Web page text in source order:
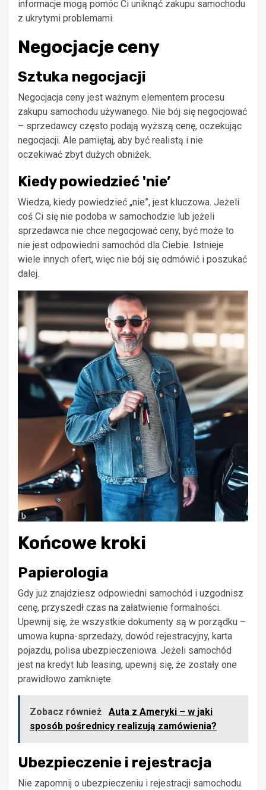
informacje mogą pomóc Ci uniknąć zakupu samochodu
z ukrytymi problemami.
Negocjacje ceny
Sztuka negocjacji
Negocjacja ceny jest ważnym elementem procesu
zakupu samochodu używanego. Nie bój się negocjować
– sprzedawcy często podają wyższą cenę, oczekując
negocjacji. Ale pamiętaj, aby być realistą i nie
oczekiwać zbyt dużych obniżek.
Kiedy powiedzieć 'nie’
Wiedza, kiedy powiedzieć „nie”, jest kluczowa. Jeżeli
coś Ci się nie podoba w samochodzie lub jeżeli
sprzedawca nie chce negocjować ceny, być może to
nie jest odpowiedni samochód dla Ciebie. Istnieje
wiele innych ofert, więc nie bój się odmówić i poszukać
dalej.
Końcowe kroki
Papierologia
Gdy już znajdziesz odpowiedni samochód i uzgodnisz
cenę, przyszedł czas na załatwienie formalności.
Upewnij się, że wszystkie dokumenty są w porządku –
umowa kupna-sprzedaży, dowód rejestracyjny, karta
pojazdu, polisa ubezpieczeniowa. Jeżeli samochód
jest na kredyt lub leasing, upewnij się, że zostały one
prawidłowo zamknięte.
Zobacz również
Auta z Ameryki – w jaki
sposób pośrednicy realizują zamówienia?
Ubezpieczenie i rejestracja
Nie zapomnij o ubezpieczeniu i rejestracji samochodu.